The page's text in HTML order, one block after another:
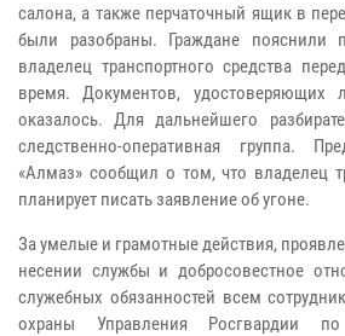
салона, а также перчаточный ящик в
были разобраны. Граждане пояснили
владелец транспортного средства
время. Документов, удостоверяющих
оказалось. Для дальнейшего
следственно-оперативная группа.
«Алмаз» сообщил о том, что владелец
планирует писать заявление об угоне.
За умелые и грамотные действия,
несении службы и добросовестное
служебных обязанностей всем
охраны Управления Росгвардии по